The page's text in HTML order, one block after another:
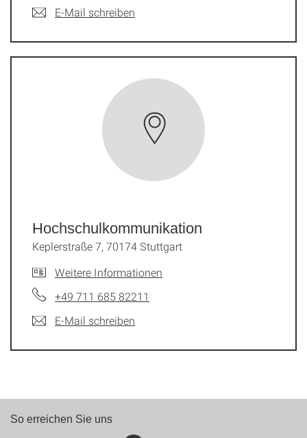
E-Mail schreiben
Hochschul­kommunikation
Keplerstraße 7, 70174 Stuttgart
Weitere Informationen
+49 711 685 82211
E-Mail schreiben
So erreichen Sie uns